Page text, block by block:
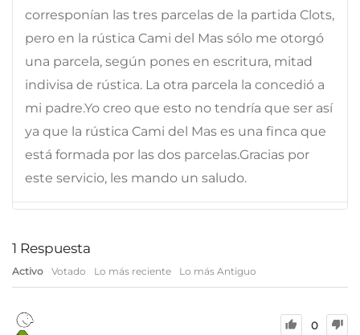
corresponían las tres parcelas de la partida Clots,
pero en la rústica Cami del Mas sólo me otorgó
una parcela, según pones en escritura, mitad
indivisa de rústica. La otra parcela la concedió a
mi padre.Yo creo que esto no tendría que ser así
ya que la rústica Cami del Mas es una finca que
está formada por las dos parcelas.Gracias por
este servicio, les mando un saludo.
1 Respuesta
Activo Votado Lo más reciente Lo más Antiguo
0